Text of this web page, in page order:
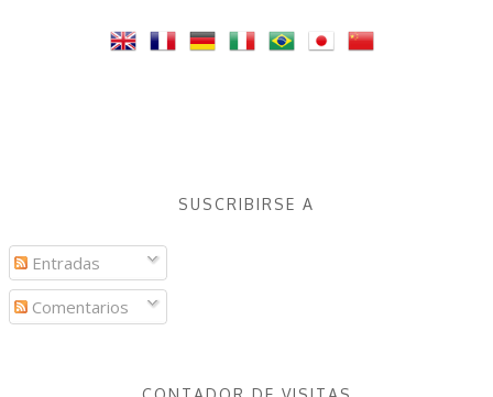
SUSCRIBIRSE A
Entradas
Comentarios